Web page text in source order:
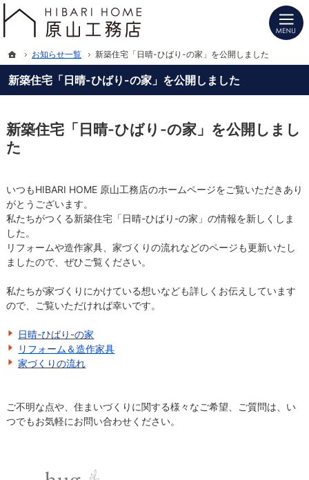
新築住宅「日晴-ひばり-の家」を公開しました
プロの目線からご提案。長野県北信の注文住宅・新築戸建てを手がける工務店なら
長野県北信の新築・注文住宅・新築戸建てを手がけるHIBARI HOME原山工務店
新築住宅「日晴-ひばり-の家」を公開しまし
た
いつもHIBARI HOME 原山工務店のホームページをご覧いただきあり
がとうございます。
私たちがつくる新築住宅「日晴-ひばり-の家」の情報を新しくしま
した。
リフォームや造作家具、家づくりの流れなどのページも更新いたし
ましたので、ぜひご覧ください。
私たちが家づくりにかけている想いなども詳しくお伝えしています
ので、ご覧いただければ幸いです。
日晴-ひばり-の家
リフォーム＆造作家具
家づくりの流れ
ご不明な点や、住まいづくりに関する様々なご希望、ご質問は、い
つでもお気軽にお問い合わせください。
ホーム
お知らせ一覧 新築住宅「日晴-ひばり-の家」を公開しました